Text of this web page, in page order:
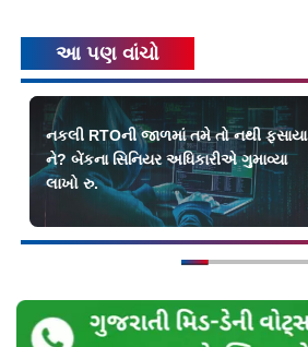
આ પણ વાંચો
નકલી RTOની જાળમાં તમે તો નથી ફસાયા
ને? બેંકના સિનિયર અધિકારીએ ગુમાવ્યા
લાખો રુ.